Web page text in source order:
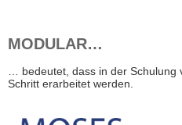
MODULAR…
… bedeutet, dass in der
Schritt erarbeitet werden.